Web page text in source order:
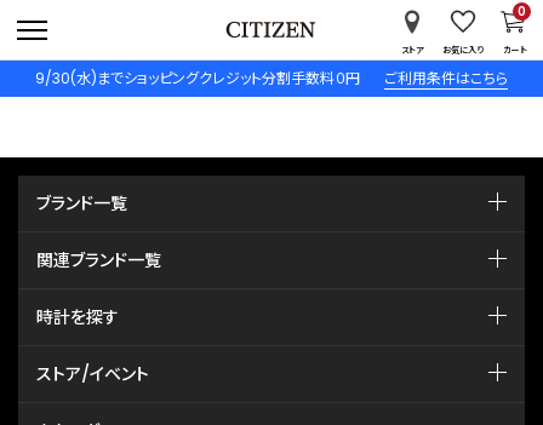
9/30(水)までショッピングクレジット分割手数料０円 ご利用条件はこちら
ストア お気に入り カート
0
ブランド一覧
関連ブランド一覧
時計を探す
ストア/イベント